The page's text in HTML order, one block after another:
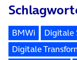
BMWi
Digitale
Digitale